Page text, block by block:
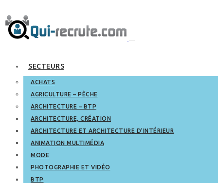
SECTEURS
ACHATS
AGRICULTURE – PÊCHE
ARCHITECTURE – BTP
ARCHITECTURE, CRÉATION
ARCHITECTURE ET ARCHITECTURE D’INTÉRIEUR
ANIMATION MULTIMÉDIA
MODE
PHOTOGRAPHIE ET VIDÉO
BTP